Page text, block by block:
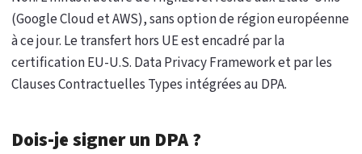
(Google Cloud et AWS), sans option de région européenne
à ce jour. Le transfert hors UE est encadré par la
certification EU-U.S. Data Privacy Framework et par les
Clauses Contractuelles Types intégrées au DPA.
Dois-je signer un DPA ?